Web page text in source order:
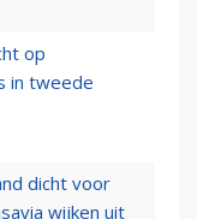
op
in tweede
dicht voor
wijken uit